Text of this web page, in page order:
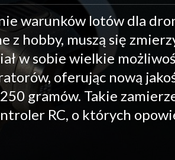
warunków lotów dla
z hobby, muszą się
w sobie wielkie
oferując nową
gramów. Takie
RC, o których